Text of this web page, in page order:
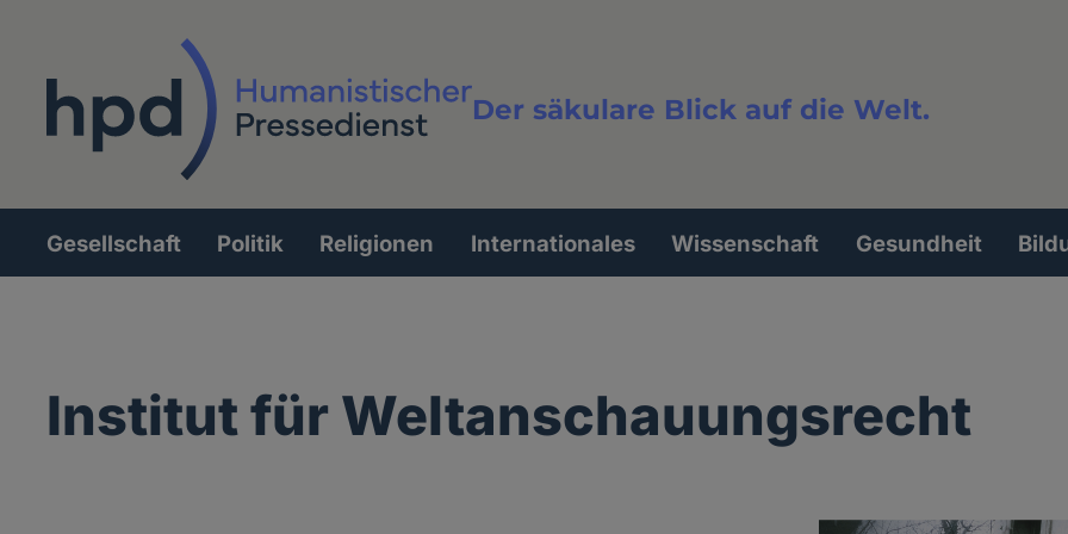
Der säkulare Blick auf die Welt.
Volltextsuche
Hauptnavigation
Gesellschaft Politik Religionen Internationales Wissenschaft Gesundheit
Institut für Weltanschauungsrecht